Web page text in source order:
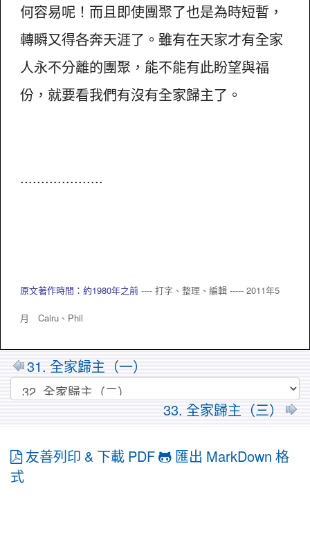
何容易呢！而且即使團聚了也是為時短暫，
轉瞬又得各奔天涯了。雖有在天家才有全家
人永不分離的團聚，能不能有此盼望與福
份，就要看我們有沒有全家歸主了。
....................
原文著作時間：約1980年之前---- 打字、整理、編輯 ----- 2011年5
月 Cairu、 Phil
31. 全家歸主（一）
33. 全家歸主（三）
友善列印 & 下載 PDF
匯出 MarkDown 格
式